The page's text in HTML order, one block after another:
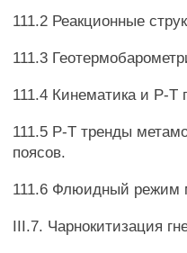
111.2 Реакционные
111.3
111.4 Кинематика и Р-Т
111.5 Р-Т тренды
поясов.
111.6 Флюидный режим
III.7. Чарнокитизация